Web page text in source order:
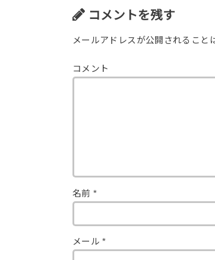
コメントを残す
メールアドレスが公開されること
コメント
名前*
メール*